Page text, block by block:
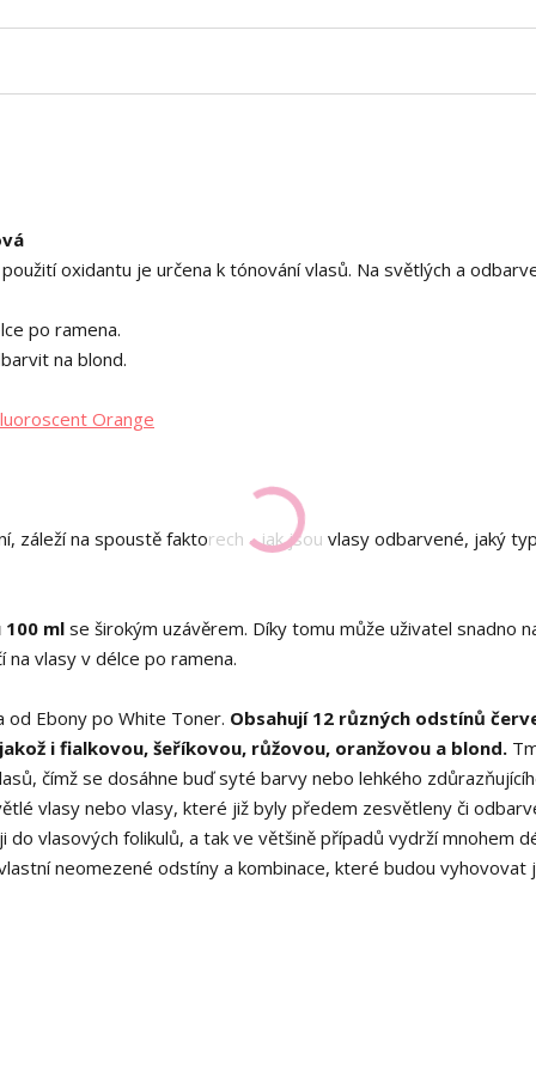
oxidantu je určena k tónování vlasů. Na světlých a
po ramena.
na blond.
Orange
záleží na spoustě faktorech - jak jsou vlasy odbarvené, jaký
ml se širokým uzávěrem. Díky tomu může uživatel snadno
na vlasy v délce po ramena.
Ebony po White Toner. Obsahují 12 různých odstínů
i fialkovou, šeříkovou, růžovou, oranžovou a blond.
čímž se dosáhne buď syté barvy nebo lehkého
vlasy nebo vlasy, které již byly předem zesvětleny či
vlasových folikulů, a tak ve většině případů vydrží mnohem
neomezené odstíny a kombinace, které budou vyhovovat